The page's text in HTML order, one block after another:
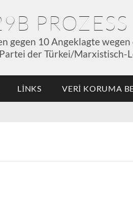
gegen 10 Angeklagte
der Türkei/Marxistisch-
LINKS VERI KORUMA